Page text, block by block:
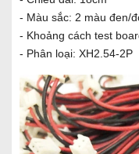
- Màu sắc: 2 màu đen/
- Khoảng cách test
- Phân loại: XH2.54-2P